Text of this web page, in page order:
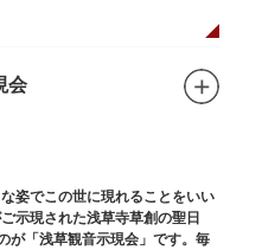
会
姿でこの世に現れることをいい
示現された浅草寺草創の聖日
が「浅草観音示現会」です。毎